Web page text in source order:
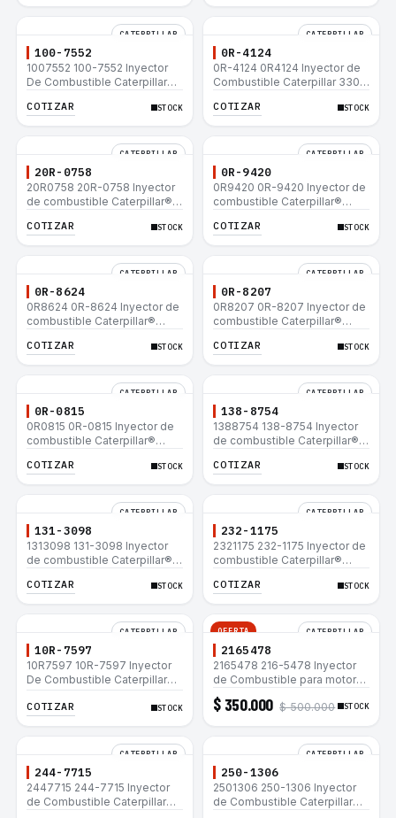
CATERPILLAR
100-7552
1007552 100-7552 Inyector
De Combustible Caterpillar®
12H 140G 950B
COTIZAR STOCK
CATERPILLAR
0R-4124
0R-4124 0R4124 Inyector de
Combustible Caterpillar 3306
160H D6R D6H D6R
COTIZAR STOCK
CATERPILLAR
20R-0758
20R0758 20R-0758 Inyector
de combustible Caterpillar®
657E 631E 988F II
COTIZAR STOCK
CATERPILLAR
0R-9420
0R9420 0R-9420 Inyector de
combustible Caterpillar®
657E 631E 988F II
COTIZAR STOCK
CATERPILLAR
0R-8624
0R8624 0R-8624 Inyector de
combustible Caterpillar®
657E 631E 988F II
COTIZAR STOCK
CATERPILLAR
0R-8207
0R8207 0R-8207 Inyector de
combustible Caterpillar®
657E 631E 988F II
COTIZAR STOCK
CATERPILLAR
0R-0815
0R0815 0R-0815 Inyector de
combustible Caterpillar®
657E 631E 988F II
COTIZAR STOCK
CATERPILLAR
138-8754
1388754 138-8754 Inyector
de combustible Caterpillar®
657E 631E 988F II
COTIZAR STOCK
CATERPILLAR
131-3098
1313098 131-3098 Inyector
de combustible Caterpillar®
657E 631E 988F II
COTIZAR STOCK
CATERPILLAR
232-1175
2321175 232-1175 Inyector de
combustible Caterpillar®
657E 631E 988F II
COTIZAR STOCK
CATERPILLAR
10R-7597
10R7597 10R-7597 Inyector
De Combustible Caterpillar®
320C 320C L
COTIZAR STOCK
OFERTA CATERPILLAR
2165478
2165478 216-5478 Inyector
de Combustible para motor
Caterpillar 3044C
minicargador 236B 246B
$ 350.000 $ 500.000 STOCK
CATERPILLAR
244-7715
2447715 244-7715 Inyector
de Combustible Caterpillar®
CATERPILLAR
250-1306
2501306 250-1306 Inyector
de Combustible Caterpillar®